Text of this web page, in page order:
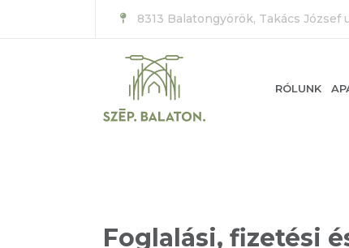
8313 Balatongyörök, Takács József
RÓLUNK
Foglalási, fizetési